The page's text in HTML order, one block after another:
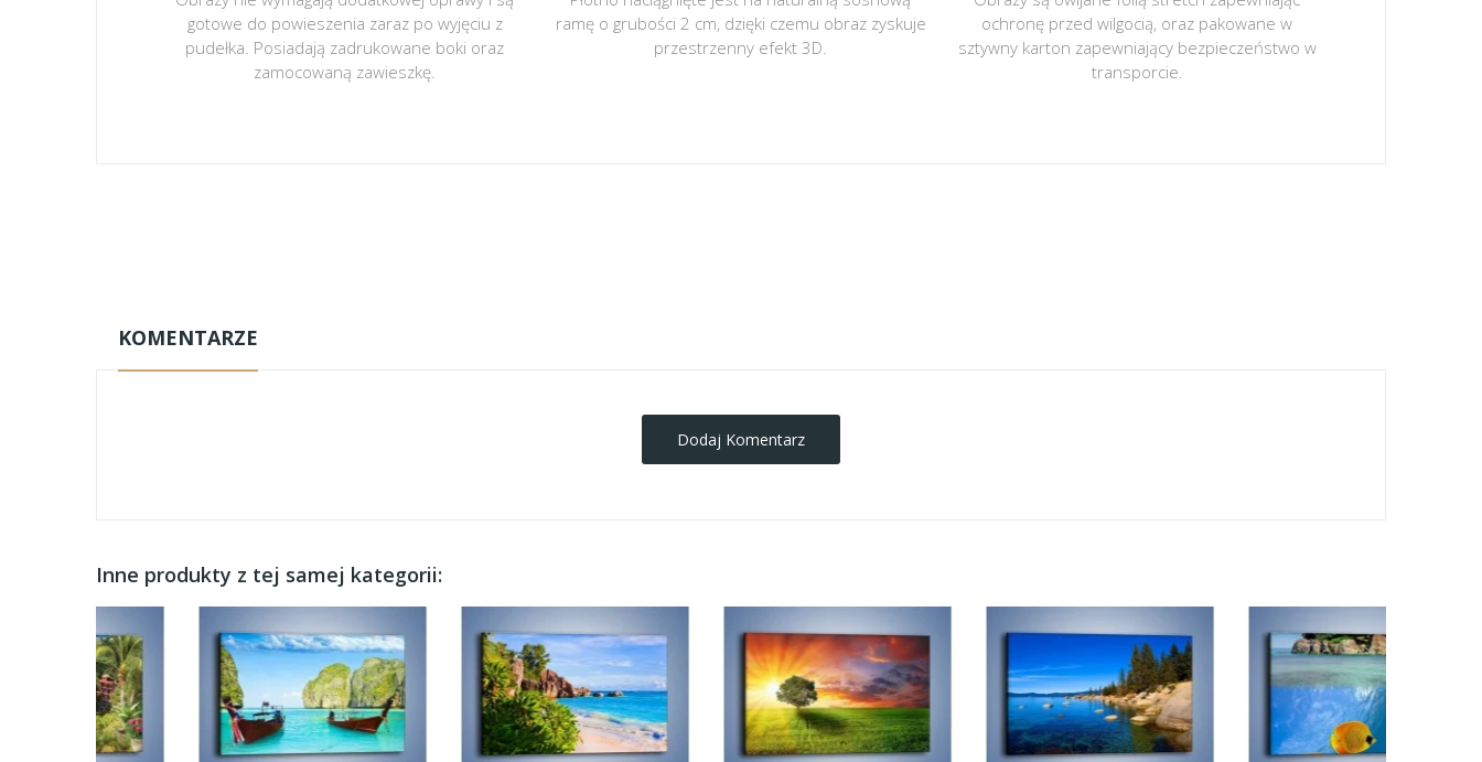
gotowe do powieszenia zaraz po wyjęciu z
pudełka. Posiadają zadrukowane boki oraz
zamocowaną zawieszkę.
ramę o grubości 2 cm, dzięki czemu obraz zyskuje
przestrzenny efekt 3D.
ochronę przed wilgocią, oraz pakowane w
sztywny karton zapewniający bezpieczeństwo w
transporcie.
KOMENTARZE
Dodaj Komentarz
Inne produkty z tej samej kategorii: